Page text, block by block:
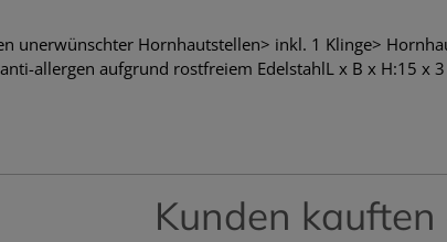
unerwünschter Hornhautstellen> inkl. 1 Klinge>
allergen aufgrund rostfreiem EdelstahlL x B x H:15 x
Kunden kauften